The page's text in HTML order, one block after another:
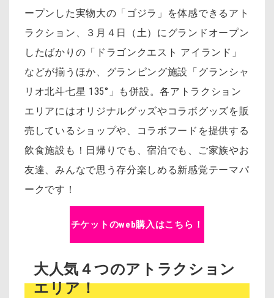
ープンした実物大の「ゴジラ」を体感できるアト
ラクション、３月４日（土）にグランドオープン
したばかりの「ドラゴンクエスト アイランド」
などが揃うほか、グランピング施設「グランシャ
リオ北斗七星 135° 」も併設。各アトラクション
エリアにはオリジナルグッズやコラボグッズを販
売しているショップや、コラボフードを提供する
飲食施設も！日帰りでも、宿泊でも、ご家族やお
友達、みんなで思う存分楽しめる新感覚テーマパ
ークです！
チケットのweb購入はこちら！
大人気４つのアトラクション
エリア！